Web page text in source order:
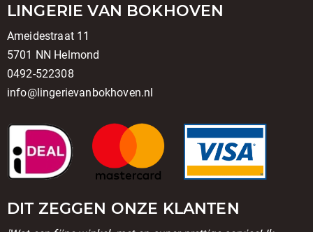
LINGERIE VAN BOKHOVEN
Ameidestraat 11
5701 NN Helmond
0492-522308
info@lingerievanbokhoven.nl
DIT ZEGGEN ONZE KLANTEN